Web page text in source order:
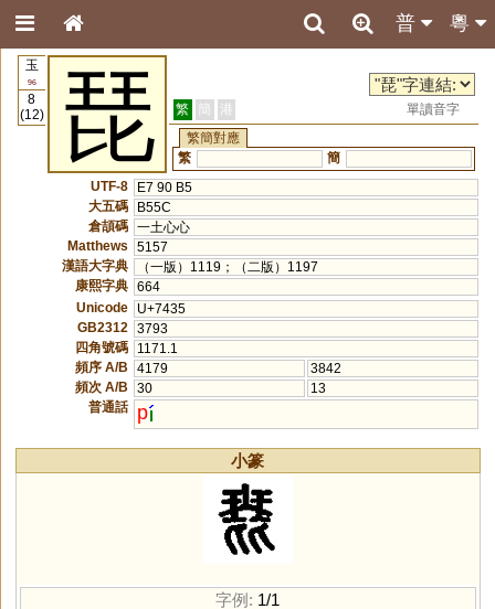
粵
普
玉
96
8
(12)
琵 繁 簡 港
單讀音字
繁簡對應
繁
簡
UTF-8
E7 90 B5
大五碼
B55C
倉頡碼 一土心心
Matthews
5157
漢語大字典
（一版）1119；（二版）1197
康熙字典 664
Unicode
U+7435
GB2312
3793
四角號碼
1171.1
頻序 A/B
4179
3842
頻次 A/B
30
13
普通話
p
小篆
字例: 1/1